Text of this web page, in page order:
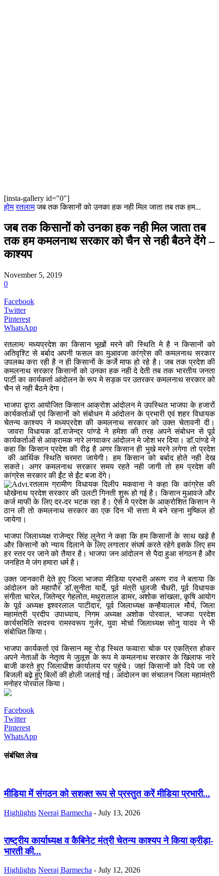
[insta-gallery id="0"]
होम रतलाम जब तक किसानों को उनका हक नही मिल जाता तब तक हम...
जब तक किसानों को उनका हक नही मिल जाता तब
तक हम कमलनाथ सरकार को चैन से नही बैठने देंगे –
काश्यप
November 5, 2019
0
Facebook
Twitter
Pinterest
WhatsApp
रतलाम/ मध्यप्रदेश का किसान भूखों मरने की स्थिति मे है न किसानों को
अतिवृश्टि से बर्बाद अपनी फसल का मुआवजा कांग्रेस की कमलनाथ सरकार
उपलब्ध करा रही है न ही किसानों के कर्जे माफ हो रहे है। जब तक प्रदेश की
कमलनाथ सरकार किसानों को उनका हक नही दे देती तब तक भारतीय जनता
पार्टी का कार्यकर्ता आंदोलन के रूप मे सड़क पर उतरकर कमलनाथ सरकार को
चैन से नही बैठने देगा।
भाजपा द्वारा आयोजित किसान आक्रोश आंदोलन मे उपस्थित भाजपा के हजारों
कार्यकर्ताओं एवं किसानों को संबोधन मे आंदोलन के प्रभारी एवं शहर विधायक
चेतन्य काश्यप ने मध्यप्रदेश की कमलनाथ सरकार को उक्त चेतावनी दी।
जावरा विधायक डाॅ.राजेन्द्र पांण्डे ने हमेशा की तरह अपने संबोधन से पूर्व
कार्यकर्ताओं से आक्रामक नारे लगवाकर आंदोलन मे जोश भर दिया। डाॅ.पांण्डे ने
कहा कि किसान प्रदेश की रीढ़ है अगर किसान ही भुखे मरने लगेगा तो प्रदेश
की आर्थिक स्थिति चरमरा जायेगी। हम किसान को बर्बाद होते नही देख
सकते। अगर कमलनाथ सरकार समय रहते नही जागी तो हम प्रदेश की
कांग्रेस सरकार की ईंट से ईंट बजा देंगे।
रतलाम ग्रामीण विधायक दिलीप मकवाना ने कहा कि कांग्रेस की
धोखेनाथ प्रदेश सरकार की उलटी गिनती शुरू हो गई है। किसान मुआवजे और
कर्ज माफी के लिए दर-दर भटक रहा है। ऐसे मे प्रदेश के आक्रोशित किसान ने
ठान ली तो कमलनाथ सरकार का एक दिन भी सत्ता मे बने रहना मुष्किल हो
जायेगा।
भाजपा जिलाध्यक्ष राजेन्द्र सिंह लुनेरा ने कहा कि हम किसानों के साथ खडे़ है
और किसानों को न्याय दिलाने के लिए लगातार संघर्ष करते रहेगे इसके लिए हम
हर स्तर पर जाने को तैयार है। भाजपा जन आंदोलन से पैदा हुआ संगठन है और
जनहित मे जंग हमारा धर्म है।
उक्त जानकारी देते हुए जिला भाजपा मीडिया प्रभारी अरूण राव ने बताया कि
आंदोलन को महापौर डाॅ.सुनीता यार्दे, पूर्व मंत्री धुलजी चैधरी, पूर्व विधायक
संगीता चारेल, जितेन्द्र गेहलोत, मथुरालाल डामर, अशोक सांखला, कृषि आयोग
के पूर्व अध्यक्ष इश्वरलाल पाटीदार, पूर्व जिलाध्यक्ष कन्हैयालाल मौर्य, जिला
महामंत्री प्रदीप उपाध्याय, निगम अध्यक्ष अशोक पोरवाल, भाजपा प्रदेश
कार्यसमिति सदस्य रामस्वरूप गुर्जर, युवा मोर्चा जिलाध्यक्ष सोनु यादव ने भी
संबोधित किया।
भाजपा कार्यकर्ता एवं किसान महू रोड़ स्थित फव्वारा चोक पर एकत्रित होकर
अपने नेताओं के नेतृत्व मे जुलूस के रूप मे कमलनाथ सरकार के खिलाफ नारे
बाजी करते हुए जिलाधीश कार्यालय पर पहुंचे। जहां किसानों को दिये जा रहे
बिजली बढे़ हुए बिलों की होली जलाई गई। आंदोलन का संचालन जिला महामंत्री
मनोहर पोरवाल किया।
Facebook
Twitter
Pinterest
WhatsApp
संबंधित लेख
मीडिया में संगठन को सशक्त रूप से प्रस्तुत करें मीडिया प्रभारी...
Highlights Neeraj Barmecha - July 13, 2026
राष्ट्रीय कार्याध्यक्ष व कैबिनेट मंत्री चेतन्य काश्यप ने किया क्रीड़ा-
भारती की...
Highlights Neeraj Barmecha - July 12, 2026